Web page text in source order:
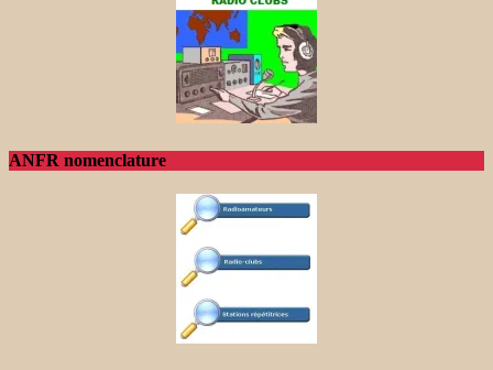
ANFR nomenclature